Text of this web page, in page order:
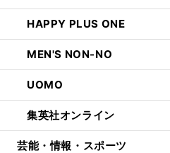
HAPPY PLUS ONE
MEN'S NON-NO
UOMO
集英社オンライン
芸能・情報・スポーツ